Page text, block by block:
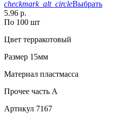
checkmark_alt_circleВыбрать
5.96 р.
По 100 шт
Цвет терракотовый
Размер 15мм
Материал пластмасса
Прочее часть A
Артикул 7167